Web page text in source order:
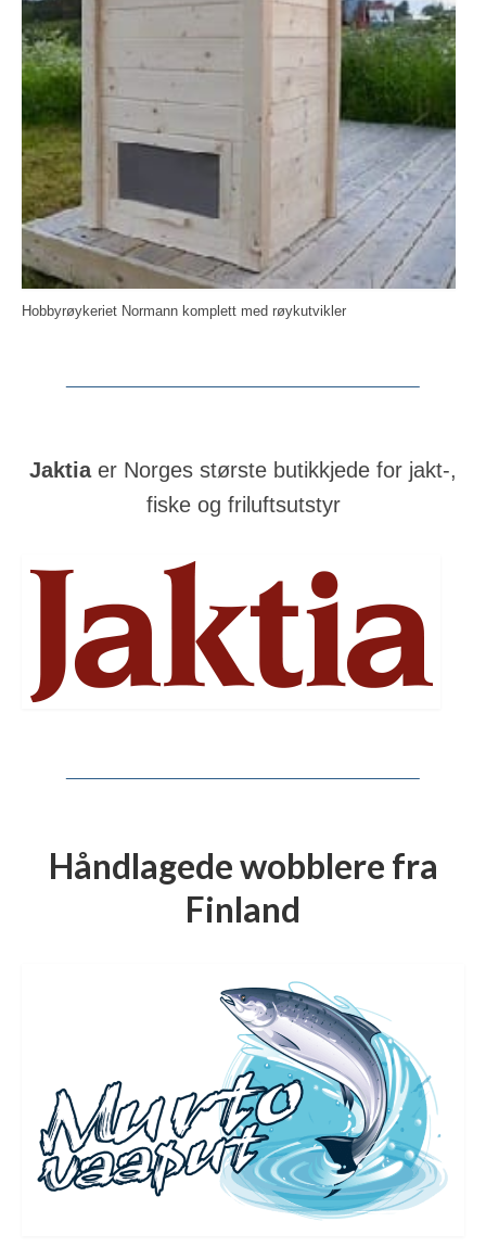
Hobbyrøykeriet Normann komplett med røykutvikler
Jaktiaer Norges største butikkjede for jakt-,
fiske og friluftsutstyr
Håndlagede wobblere fra
Finland